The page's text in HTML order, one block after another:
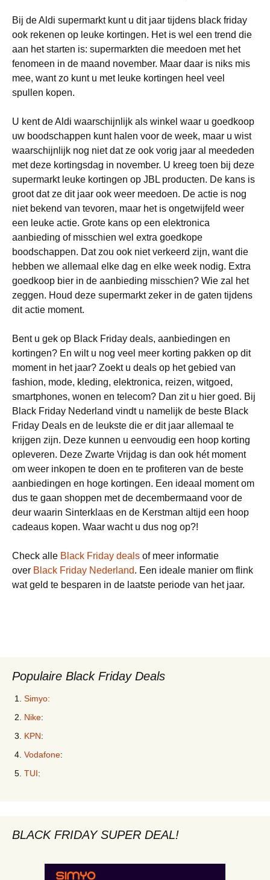
Bij de Aldi supermarkt kunt u dit jaar tijdens black friday
ook rekenen op leuke kortingen. Het is wel een trend die
aan het starten is: supermarkten die meedoen met het
fenomeen in de maand november. Maar daar is niks mis
mee, want zo kunt u met leuke kortingen heel veel
spullen kopen.
U kent de Aldi waarschijnlijk als winkel waar u goedkoop
uw boodschappen kunt halen voor de week, maar u wist
waarschijnlijk nog niet dat ze ook vorig jaar al meededen
met deze kortingsdag in november. U kreeg toen bij deze
supermarkt leuke kortingen op JBL producten. De kans is
groot dat ze dit jaar ook weer meedoen. De actie is nog
niet bekend van tevoren, maar het is ongetwijfeld weer
een leuke actie. Grote kans op een elektronica
aanbieding of misschien wel extra goedkope
boodschappen. Dat zou ook niet verkeerd zijn, want die
hebben we allemaal elke dag en elke week nodig. Extra
goedkoop bier in de aanbieding misschien? Wie zal het
zeggen. Houd deze supermarkt zeker in de gaten tijdens
dit actie moment.
Bent u gek op Black Friday deals, aanbiedingen en
kortingen? En wilt u nog veel meer korting pakken op dit
moment in het jaar? Zoekt u deals op het gebied van
fashion, mode, kleding, elektronica, reizen, witgoed,
smartphones, wonen en telecom? Dan zit u hier goed. Bij
Black Friday Nederland vindt u namelijk de beste Black
Friday Deals en de leukste die er dit jaar allemaal te
krijgen zijn. Deze kunnen u eenvoudig een hoop korting
opleveren. Deze Zwarte Vrijdag is dan ook hét moment
om weer inkopen te doen en te profiteren van de beste
aanbiedingen en hoge kortingen. Een ideaal moment om
dus te gaan shoppen met de decembermaand voor de
deur waarin Sinterklaas en de Kerstman altijd een hoop
cadeaus kopen. Waar wacht u dus nog op?!
Check alle Black Friday deals of meer informatie
over Black Friday Nederland. Een ideale manier om flink
wat geld te besparen in de laatste periode van het jaar.
Populaire Black Friday Deals
Simyo:
Nike:
KPN:
Vodafone:
TUI:
BLACK FRIDAY SUPER DEAL!